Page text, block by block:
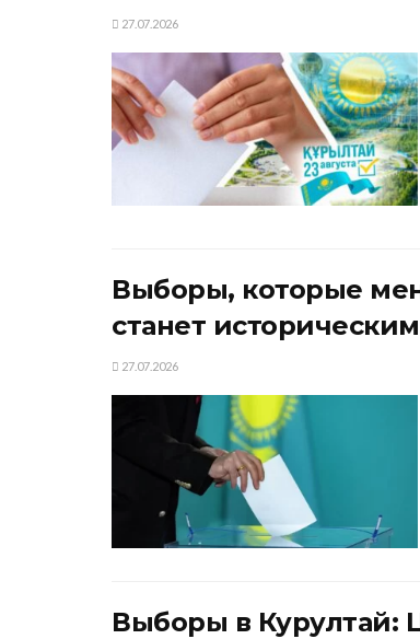
27.07.2026
Выборы, которые
станет
27.07.2026
Выборы в Курултай: